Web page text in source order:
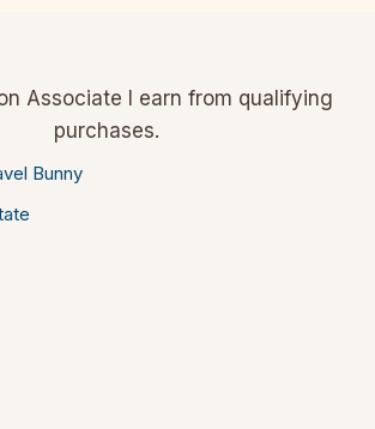
Associate I earn from qualifying
purchases.
Bunny